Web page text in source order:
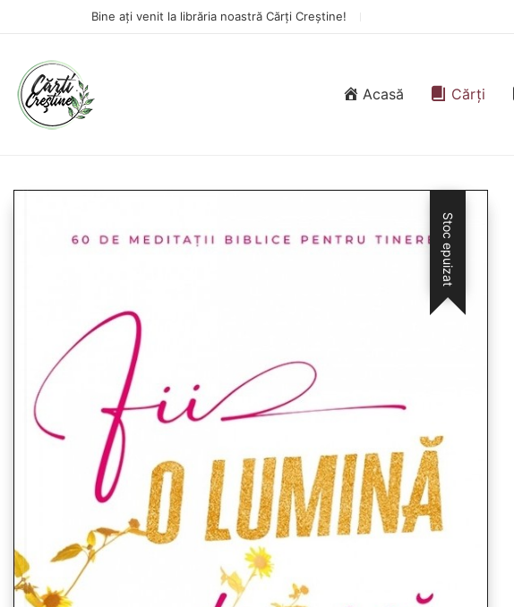
Bine ați venit la librăria noastră Cărți Creștine!
Acasă Cărți
Stoc epuizat